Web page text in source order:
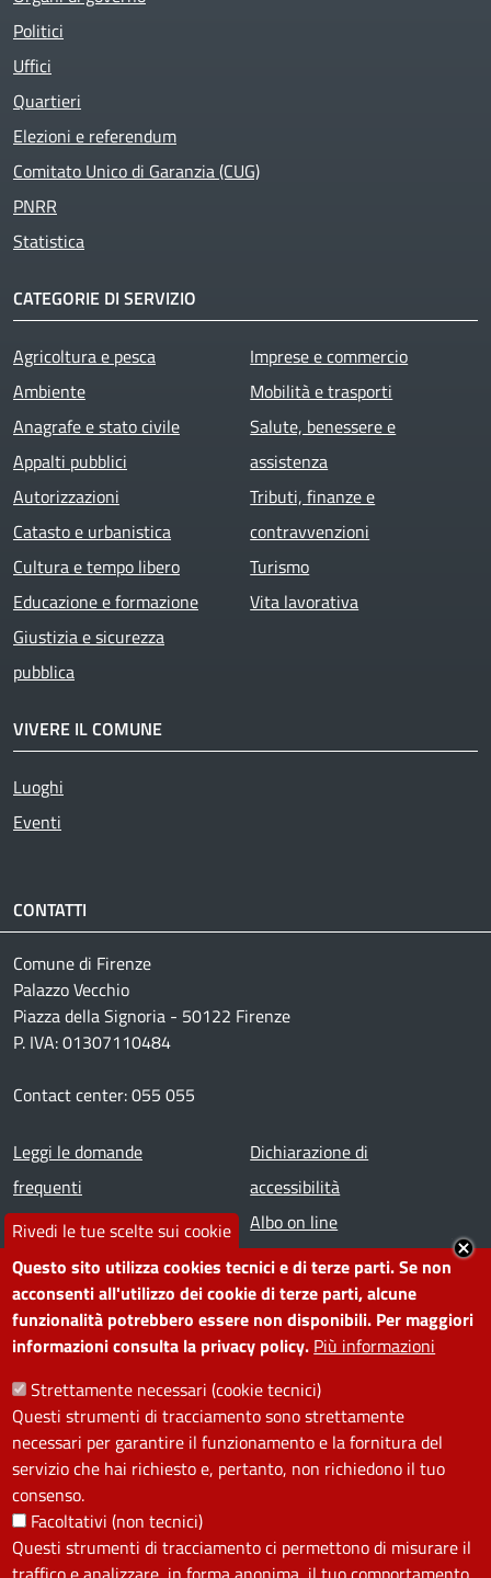
Rivedi le tue scelte sui cookie
Questo sito utilizza cookies tecnici e di terze parti. Se non
acconsenti all'utilizzo dei cookie di terze parti, alcune
funzionalità potrebbero essere non disponibili. Per maggiori
informazioni consulta la privacy policy. Più informazioni
Strettamente necessari (cookie tecnici)
Questi strumenti di tracciamento sono strettamente
necessari per garantire il funzionamento e la fornitura del
servizio che hai richiesto e, pertanto, non richiedono il tuo
consenso.
Facoltativi (non tecnici)
Questi strumenti di tracciamento ci permettono di misurare il
Politici
Uffici
Quartieri
Elezioni e referendum
Comitato Unico di Garanzia (CUG)
PNRR
Statistica
CATEGORIE DI SERVIZIO
Agricoltura e pesca
Ambiente
Anagrafe e stato civile
Appalti pubblici
Autorizzazioni
Catasto e urbanistica
Cultura e tempo libero
Educazione e formazione
Giustizia e sicurezza
pubblica
Imprese e commercio
Mobilità e trasporti
Salute, benessere e
assistenza
Tributi, finanze e
contravvenzioni
Turismo
Vita lavorativa
VIVERE IL COMUNE
Luoghi
Eventi
CONTATTI
Comune di Firenze
Palazzo Vecchio
Piazza della Signoria - 50122 Firenze
P. IVA: 01307110484
Contact center: 055 055
Footer menu
Leggi le domande
frequenti
Prenota appuntamento
Segnala disservizio
Amministrazione
trasparente
Note legali
Dichiarazione di
accessibilità
Albo on line
Redazione web
Piano di miglioramento dei
servizi
Contatti
SEGUICI SU
Facebook
Instagram
YouTube
Telegram
WhatsApp
TwitterLinkedin
PRIVACY